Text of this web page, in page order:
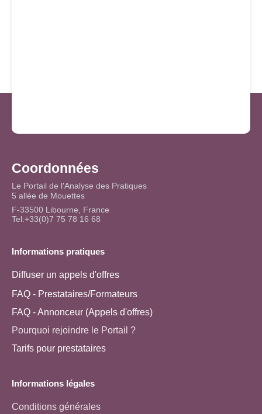
Coordonnées
Le Portail de l'Analyse des Pratiques
5 allée de Mouettes
F-33500 Libourne, France
Tel:+33(0)7 75 78 16 68
Informations pratiques
Diffuser un appels d'offres
FAQ - Prestataires/Formateurs
FAQ - Annonceur (Appels d'offres)
Pourquoi rejoindre le Portail ?
Tarifs pour prestataires
Informations légales
Conditions générales